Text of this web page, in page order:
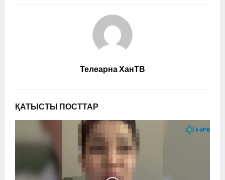
Телеарна ХанТВ
ҚАТЫСТЫ ПОСТТАР